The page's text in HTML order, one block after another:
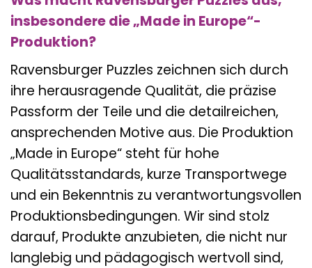
insbesondere die „Made in Europe“-
Produktion?
Ravensburger Puzzles zeichnen sich durch
ihre herausragende Qualität, die präzise
Passform der Teile und die detailreichen,
ansprechenden Motive aus. Die Produktion
„Made in Europe“ steht für hohe
Qualitätsstandards, kurze Transportwege
und ein Bekenntnis zu verantwortungsvollen
Produktionsbedingungen. Wir sind stolz
darauf, Produkte anzubieten, die nicht nur
langlebig und pädagogisch wertvoll sind,